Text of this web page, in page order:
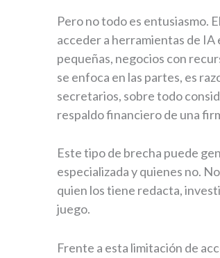
Pero no todo es entusiasmo.
acceder a herramientas de
pequeñas, negocios con
se enfoca en las partes, es
secretarios, sobre todo
respaldo financiero de una
Este tipo de brecha puede
especializada y quienes no.
quien los tiene redacta,
juego.
Frente a esta limitación de